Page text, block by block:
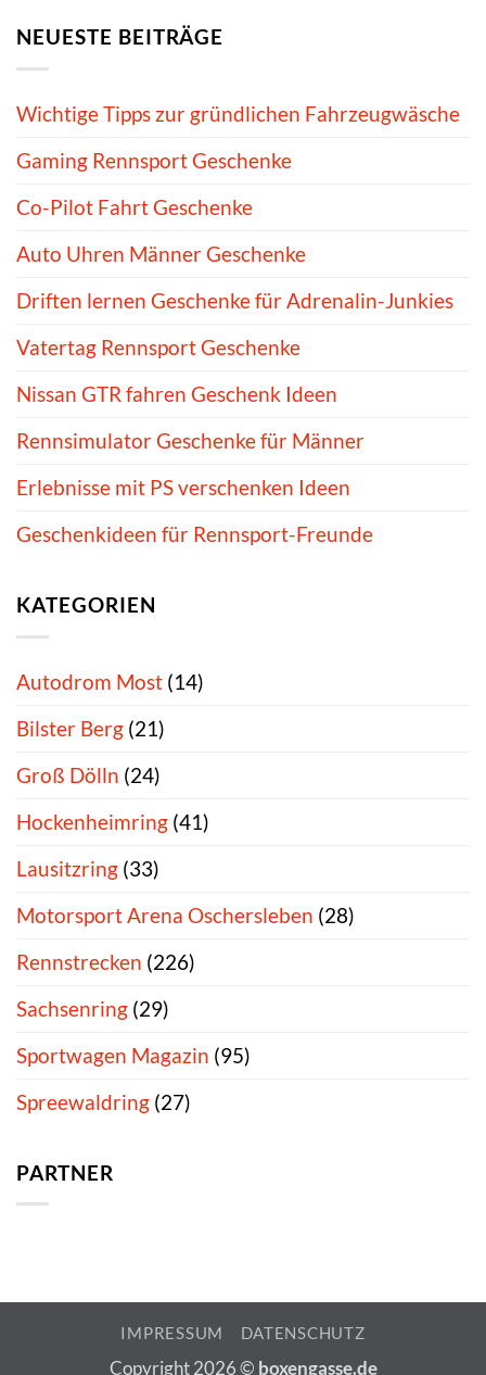
NEUESTE BEITRÄGE
Wichtige Tipps zur gründlichen Fahrzeugwäsche
Gaming Rennsport Geschenke
Co-Pilot Fahrt Geschenke
Auto Uhren Männer Geschenke
Driften lernen Geschenke für Adrenalin-Junkies
Vatertag Rennsport Geschenke
Nissan GTR fahren Geschenk Ideen
Rennsimulator Geschenke für Männer
Erlebnisse mit PS verschenken Ideen
Geschenkideen für Rennsport-Freunde
KATEGORIEN
Autodrom Most (14)
Bilster Berg (21)
Groß Dölln (24)
Hockenheimring (41)
Lausitzring (33)
Motorsport Arena Oschersleben (28)
Rennstrecken (226)
Sachsenring (29)
Sportwagen Magazin (95)
Spreewaldring (27)
PARTNER
IMPRESSUM DATENSCHUTZ
Copyright 2026 © boxengasse.de